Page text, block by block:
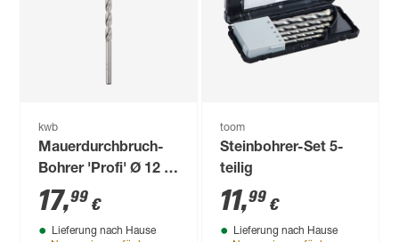
kwb
Mauerdurchbruch-
Bohrer 'Profi' Ø 12 x
400 mm
17,99 €
Lieferung nach Hause
toom
Steinbohrer-Set 5-
teilig
11,99 €
Lieferung nach Hause